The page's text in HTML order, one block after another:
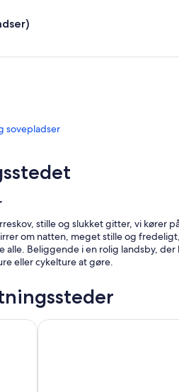
sovepladser
stille og slukket gitter, vi kører
om natten, meget stille og
Beliggende i en rolig landsby,
eller cykelture at gøre.
(Spotswood/Cheviot)
The Tree House Lodge -